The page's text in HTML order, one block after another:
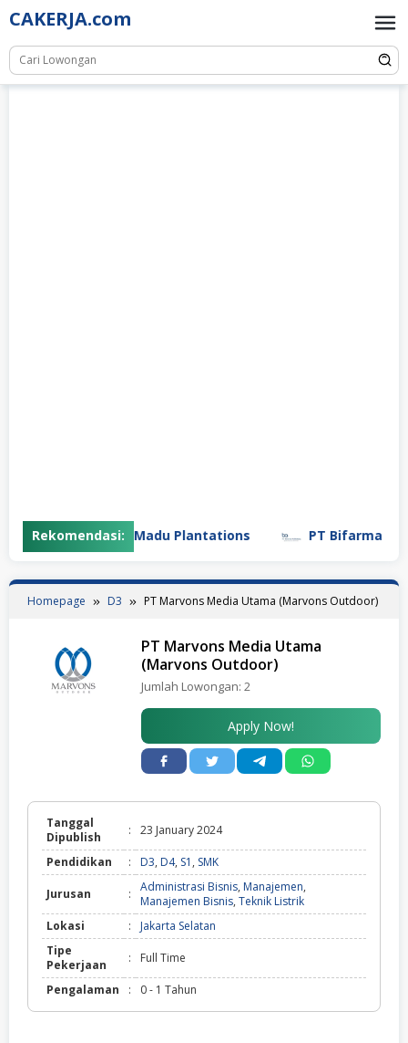
Skip
to
content
CAKERJA.com
Rekomendasi:
PT Gunung Madu Plantations PT Bifarma
Homepage D3 PT Marvons Media Utama (Marvons Outdoor)
PT Marvons Media Utama
(Marvons Outdoor)
Jumlah Lowongan: 2
Apply Now!
Tanggal
Dipublish
: 23 January 2024
Pendidikan : D3, D4, S1 , SMK
Jurusan : Administrasi Bisnis, Manajemen,
Manajemen Bisnis, Teknik Listrik
Lokasi
:
Jakarta Selatan
Tipe
Pekerjaan
: Full Time
Pengalaman : 0 - 1 Tahun